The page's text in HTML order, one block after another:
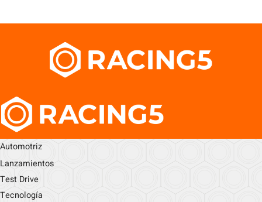
Automotriz
Lanzamientos
Test Drive
Tecnología